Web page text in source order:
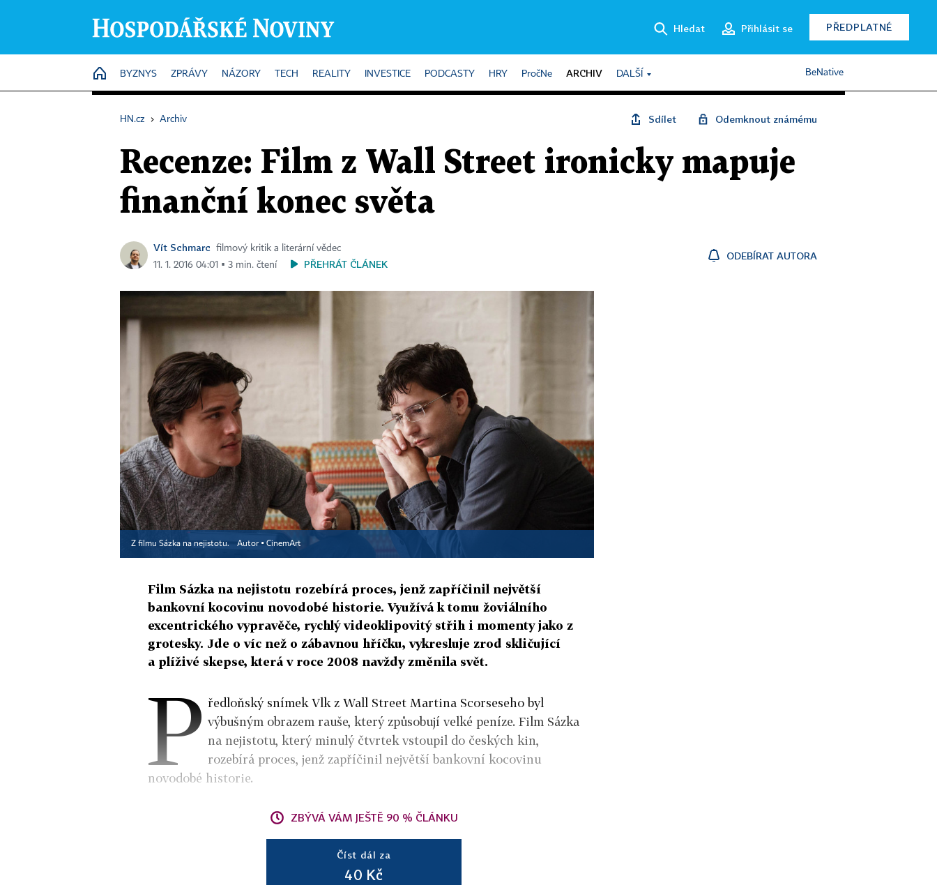
Hledat Přihlásit se PŘEDPLATNÉ
HOME
BYZNYS ZPRÁVY NÁZORY TECH REALITY INVESTICE PODCASTY HRY PročNe ARCHIV DALŠÍ BeNative
HN.cz › Archiv Sdílet Odemknout známému
Recenze: Film z Wall Street ironicky mapuje
finanční konec světa
Vít Schmarc
filmový kritik a literární vědec
11. 1. 2016 04:01 ▪ 3 min. čtení
PŘEHRÁT ČLÁNEK
ODEBÍRAT AUTORA
Z filmu Sázka na nejistotu. Autor ▪ CinemArt
Film Sázka na nejistotu rozebírá proces, jenž zapříčinil největší
bankovní kocovinu novodobé historie. Využívá k tomu žoviálního
excentrického vypravěče, rychlý videoklipovitý střih i momenty jako z
grotesky. Jde o víc než o zábavnou hříčku, vykresluje zrod skličující
a plíživé skepse, která v roce 2008 navždy změnila svět.
P ředloňský snímek Vlk z Wall Street Martina Scorseseho byl
výbušným obrazem rauše, který způsobují velké peníze. Film Sázka
na nejistotu, který minulý čtvrtek vstoupil do českých kin,
rozebírá proces, jenž zapříčinil největší bankovní kocovinu
novodobé historie.
ZBÝVÁ VÁM JEŠTĚ 90 % ČLÁNKU
Číst dál za
40 Kč